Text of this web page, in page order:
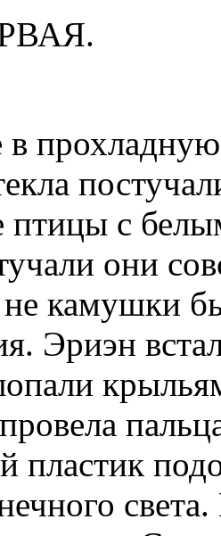
в
птицы с
они
камушки
Эриэн
пластик